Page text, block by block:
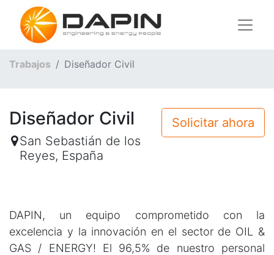
Trabajos Diseñador Civil
Solicitar ahora
Diseñador Civil
San Sebastián de los
Reyes, España
DAPIN, un equipo comprometido con la
excelencia y la innovación en el sector de OIL &
GAS / ENERGY! El 96,5% de nuestro personal